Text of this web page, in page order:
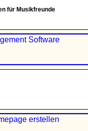
für Musikfreunde